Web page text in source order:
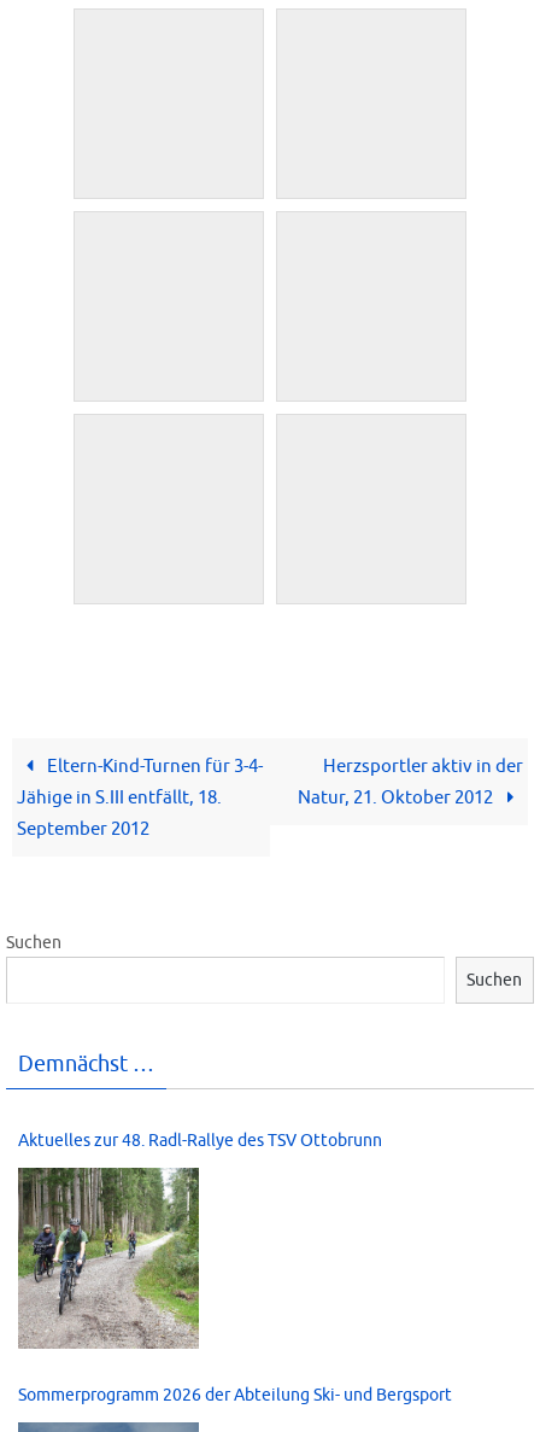
Eltern-Kind-Turnen für 3-4-
Jähige in S.III entfällt, 18.
September 2012
Herzsportler aktiv in der
Natur, 21. Oktober 2012
Suchen
Suchen
Demnächst …
Aktuelles zur 48. Radl-Rallye des TSV Ottobrunn
Sommerprogramm 2026 der Abteilung Ski- und Bergsport